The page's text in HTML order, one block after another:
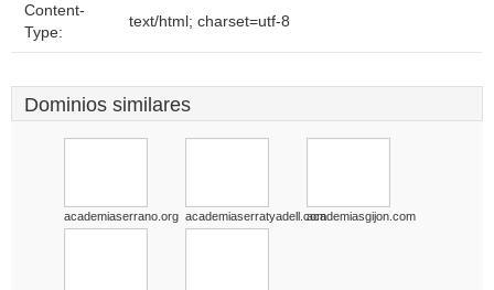
Content-
Type:
text/html; charset=utf-8
Dominios similares
academiaserrano.org academiaserratyadell.comacademiasgijon.com